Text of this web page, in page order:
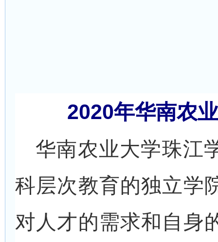
2020年华南农
华南农业大学珠江
科层次教育的独立学
对人才的需求和自身